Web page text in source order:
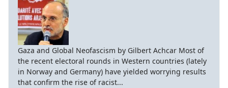
Gaza and Global Neofascism by Gilbert Achcar Most of
the recent electoral rounds in Western countries (lately
in Norway and Germany) have yielded worrying results
that confirm the rise of racist...